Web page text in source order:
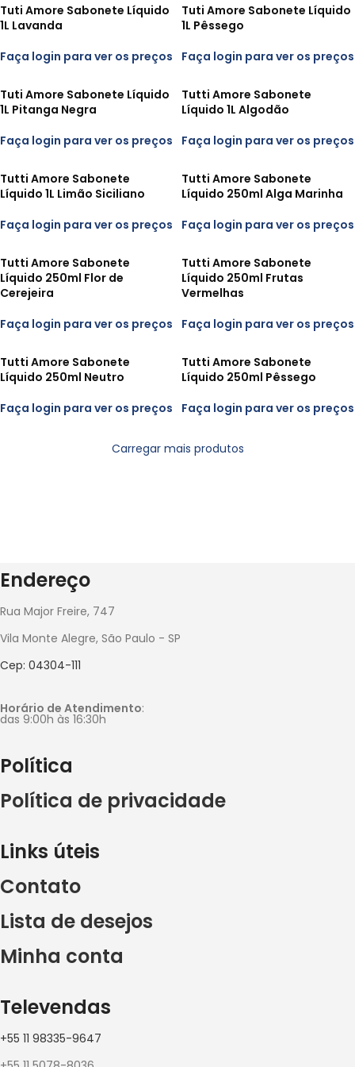
Tuti Amore Sabonete Líquido
1L Lavanda
Faça login para ver os preços
Tuti Amore Sabonete Líquido
1L Pêssego
Faça login para ver os preços
Tuti Amore Sabonete Líquido
1L Pitanga Negra
Faça login para ver os preços
Tutti Amore Sabonete
Líquido 1L Algodão
Faça login para ver os preços
Tutti Amore Sabonete
Líquido 1L Limão Siciliano
Faça login para ver os preços
Tutti Amore Sabonete
Líquido 250ml Alga Marinha
Faça login para ver os preços
Tutti Amore Sabonete
Líquido 250ml Flor de
Cerejeira
Faça login para ver os preços
Tutti Amore Sabonete
Líquido 250ml Frutas
Vermelhas
Faça login para ver os preços
Tutti Amore Sabonete
Líquido 250ml Neutro
Faça login para ver os preços
Tutti Amore Sabonete
Líquido 250ml Pêssego
Faça login para ver os preços
Carregar mais produtos
Endereço
Rua Major Freire, 747
Vila Monte Alegre, São Paulo - SP
Cep: 04304-111
Horário de Atendimento:
das 9:00h às 16:30h
Política
Política de privacidade
Links úteis
Contato
Lista de desejos
Minha conta
Televendas
+55 11 98335-9647